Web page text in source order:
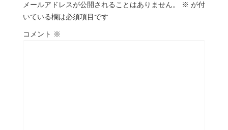
メールアドレスが公開されることはありません。 ※ が付
いている欄は必須項目です
コメント ※